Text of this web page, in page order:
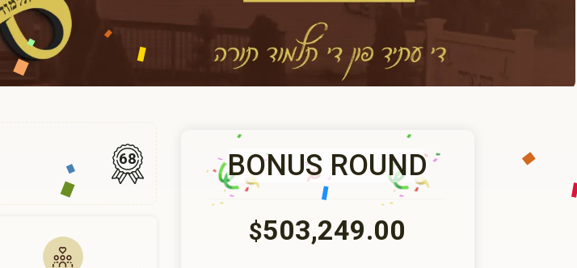
68 BONUS ROUND
$503,249.00